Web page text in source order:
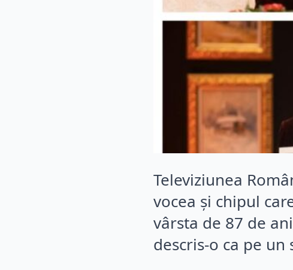
Televiziunea
vocea și chipul
vârsta de 87 de
descris-o ca pe